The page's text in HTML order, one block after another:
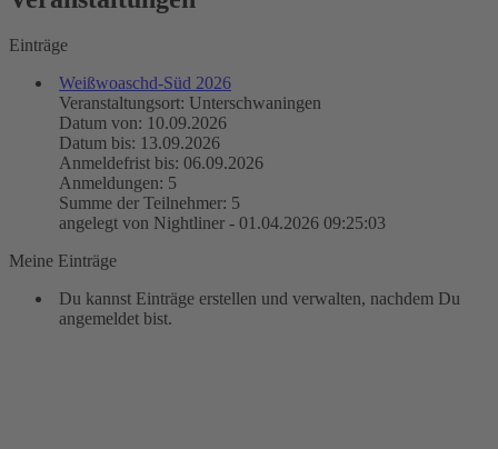
Einträge
Weißwoaschd-Süd 2026
Veranstaltungsort: Unterschwaningen
Datum von: 10.09.2026
Datum bis: 13.09.2026
Anmeldefrist bis: 06.09.2026
Anmeldungen: 5
Summe der Teilnehmer: 5
angelegt von Nightliner - 01.04.2026 09:25:03
Meine Einträge
Du kannst Einträge erstellen und verwalten, nachdem Du
angemeldet bist.